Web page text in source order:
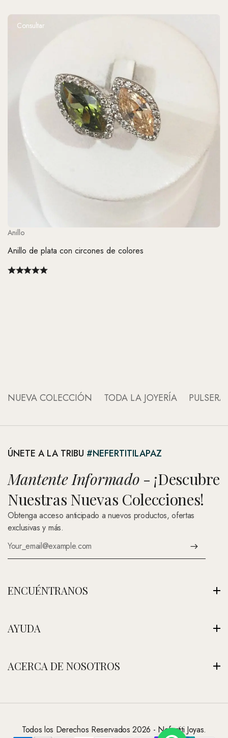
Consultar
Anillo
Anillo de plata con circones de colores
NUEVA COLECCIÓN TODA LA JOYERÍA
ÚNETE A LA TRIBU #NEFERTITILAPAZ
Mantente Informado - ¡Descubre
Nuestras Nuevas Colecciones!
Obtenga acceso anticipado a nuevos productos, ofertas
exclusivas y más.
ENCUÉNTRANOS
Ver Nuestra Tienda
contacto@nefertitijoyas.com
AYUDA
Política de Privacidad
Preguntas Frecuentes
ACERCA DE NOSOTROS
Visitar Nuestra Tienda
Contáctanos
Todos los Derechos Reservados 2026 - Nefertiti Joyas.